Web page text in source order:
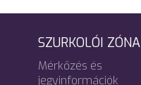
SZURKOLÓI ZÓNA
Mérkőzés és
jegyinformációk